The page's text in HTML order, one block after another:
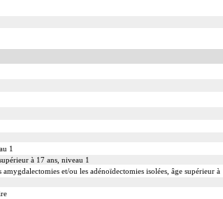
1
à 17 ans, niveau 1
et/ou les adénoïdectomies isolées, âge supérieur à